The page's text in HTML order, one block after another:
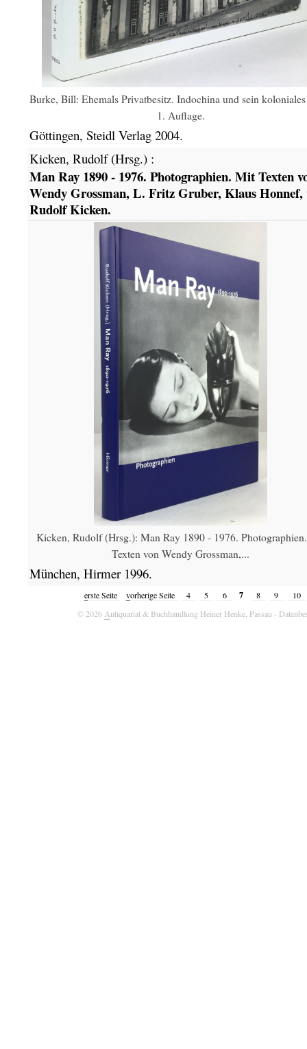
Burke, Bill: Ehemals Privatbesitz. Indochina und sein
1. Auflage.
Göttingen, Steidl Verlag 2004.
Kicken, Rudolf (Hrsg.):
Man Ray 1890 - 1976. Photographien. Mit Texten
Wendy Grossman, L. Fritz Gruber, Klaus Honnef,
Rudolf Kicken.
Kicken, Rudolf (Hrsg.): Man Ray 1890 - 1976.
Texten von Wendy Grossman,...
München, Hirmer 1996.
erste Seite vorherige Seite 4 5 6 7 8 9
10
© 2026Antiquariat & Buchhandlung Heiner Henke, Passau -